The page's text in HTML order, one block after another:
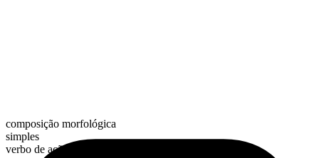
composição morfológica
simples
verbo de ação